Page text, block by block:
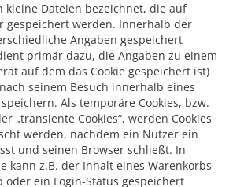
kleine Dateien bezeichnet, die auf
gespeichert werden. Innerhalb der
Angaben gespeichert
primär dazu, die Angaben zu einem
auf dem das Cookie gespeichert ist)
seinem Besuch innerhalb eines
Als temporäre Cookies, bzw.
„transiente Cookies“, werden Cookies
werden, nachdem ein Nutzer ein
und seinen Browser schließt. In
kann z.B. der Inhalt eines Warenkorbs
oder ein Login-Status gespeichert